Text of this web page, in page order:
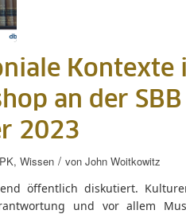
Kontexte
an der
2023
, Wissen / von John Woitkowitz
öffentlich diskutiert.
und vor allem